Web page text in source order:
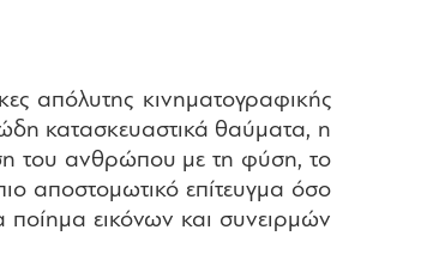
απόλυτης κινηματογραφικής
κατασκευαστικά θαύματα, η
του ανθρώπου με τη φύση, το
αποστομωτικό επίτευγμα όσο
εικόνων και συνειρμών